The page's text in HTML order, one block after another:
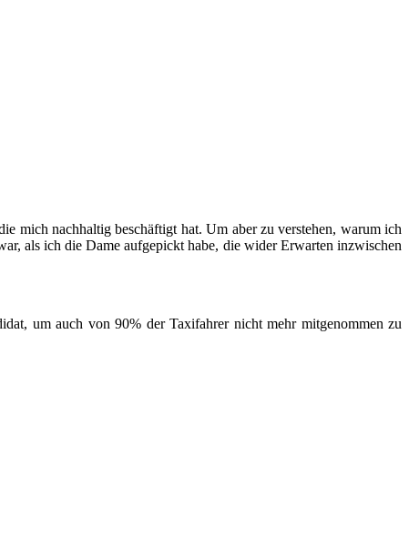
mich nachhaltig beschäftigt hat. Um aber zu verstehen, warum ich
als ich die Dame aufgepickt habe, die wider Erwarten inzwischen
um auch von 90% der Taxifahrer nicht mehr mitgenommen zu